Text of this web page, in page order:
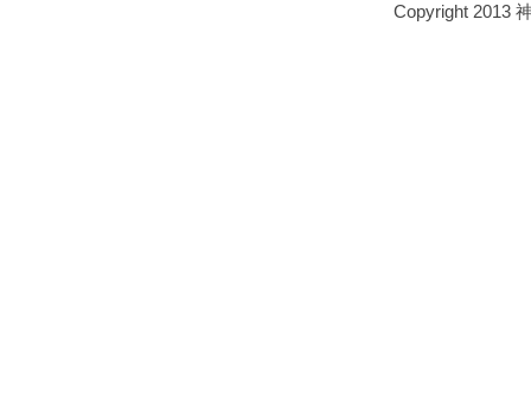
Copyright 2013